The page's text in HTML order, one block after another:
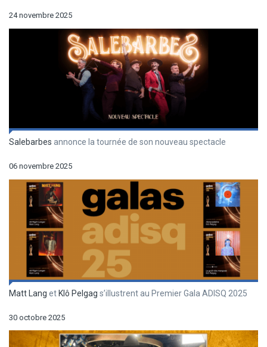
24 novembre 2025
Salebarbes annonce la tournée de son nouveau spectacle
06 novembre 2025
Matt Lang etKlô Pelgag s’illustrent au Premier Gala ADISQ 2025
30 octobre 2025